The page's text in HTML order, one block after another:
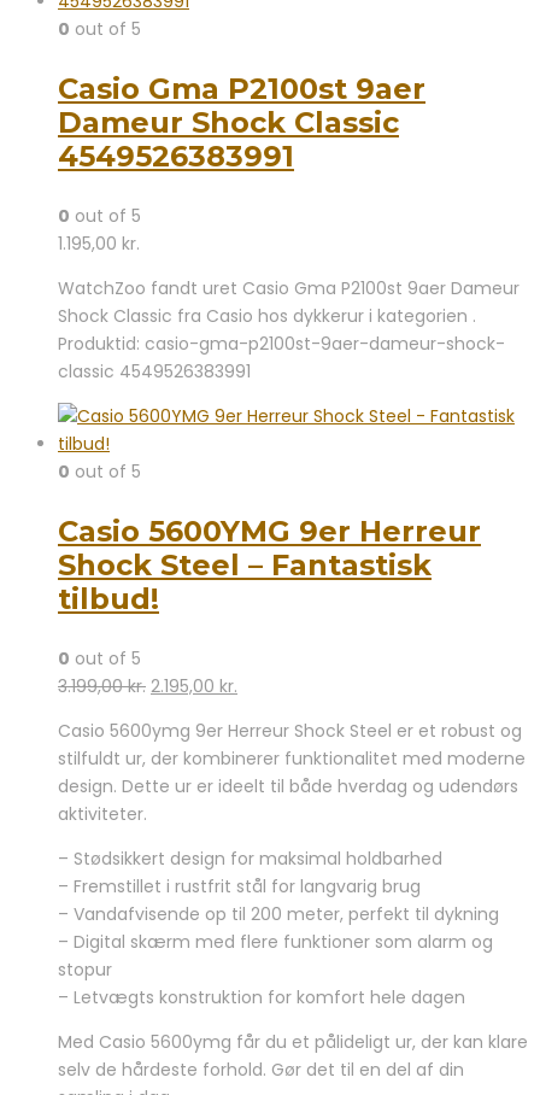
0 out of 5
Casio Gma P2100st 9aer
Dameur Shock Classic
4549526383991
0 out of 5
1.195,00 kr.
WatchZoo fandt uret Casio Gma P2100st 9aer Dameur
Shock Classic fra Casio hos dykkerur i kategorien .
Produktid: casio-gma-p2100st-9aer-dameur-shock-
classic 4549526383991
0 out of 5
Casio 5600YMG 9er Herreur
Shock Steel – Fantastisk
tilbud!
0 out of 5
3.199,00kr. Den
pris
var:
3.199,00 kr..
2.195,00 kr.
pris
er:
2.195,00 kr..
Casio 5600ymg 9er Herreur Shock Steel er et robust og
stilfuldt ur, der kombinerer funktionalitet med moderne
design. Dette ur er ideelt til både hverdag og udendørs
aktiviteter.
– Stødsikkert design for maksimal holdbarhed
– Fremstillet i rustfrit stål for langvarig brug
– Vandafvisende op til 200 meter, perfekt til dykning
– Digital skærm med flere funktioner som alarm og
stopur
– Letvægts konstruktion for komfort hele dagen
Med Casio 5600ymg får du et pålideligt ur, der kan klare
selv de hårdeste forhold. Gør det til en del af din